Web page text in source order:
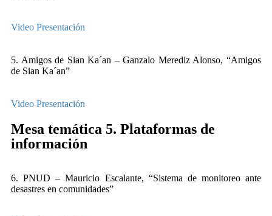
Video Presentación
5. Amigos de Sian Ka´an – Ganzalo Merediz Alonso, “Amigos
de Sian Ka´an”
Video Presentación
Mesa temática 5. Plataformas de
información
6. PNUD – Mauricio Escalante, “Sistema de monitoreo ante
desastres en comunidades”